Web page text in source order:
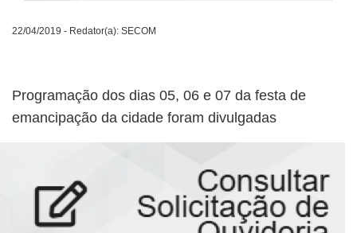
22/04/2019 - Redator(a): SECOM
Programação dos dias 05, 06 e 07 da festa de
emancipação da cidade foram divulgadas